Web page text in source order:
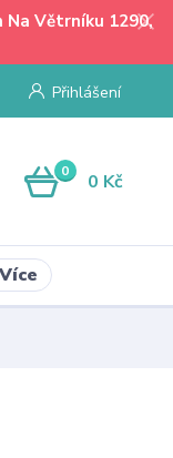
Na Větrníku 1290,
Přihlášení
0 0 Kč